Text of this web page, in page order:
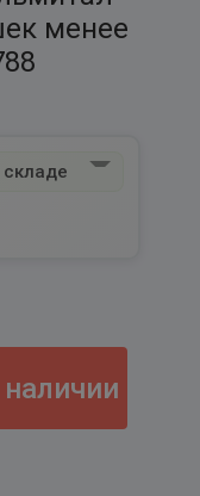
менее